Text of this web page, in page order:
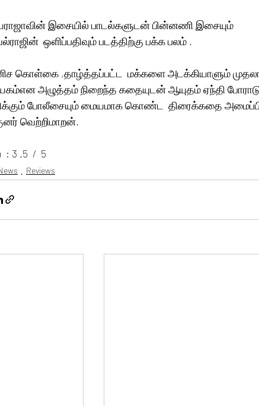
இசையில் பாடல்களுடன் பின்னணி இசையும்
ஒளிப்பதிவும் படத்திற்கு பக்க பலம் .
கொள்கை ,தாழ்த்தப்பட்ட  மக்களை அடக்கியாளும்
அழுத்தம் நிறைந்த கதையுடன் ஆயுதம் ஏந்தி
போலீசையும் மையமாக கொண்ட  திரைக்கதை
வெற்றிமாறன்.
: 3 .5  /  5
Reviews